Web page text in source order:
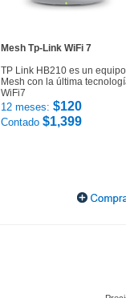
Mesh Tp-Link WiFi 7
TP Link HB210 es un equipo
Mesh con la última
WiFi7
12 meses: $120
Contado $1,399